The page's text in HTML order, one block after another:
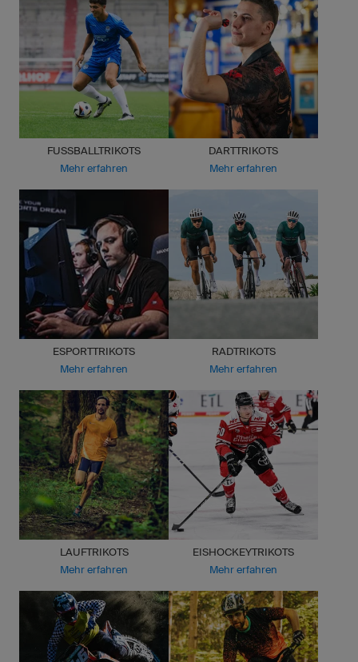
FUSSBALLTRIKOTS
Mehr erfahren
DARTTRIKOTS
Mehr erfahren
ESPORTTRIKOTS
Mehr erfahren
RADTRIKOTS
Mehr erfahren
LAUFTRIKOTS
Mehr erfahren
EISHOCKEYTRIKOTS
Mehr erfahren